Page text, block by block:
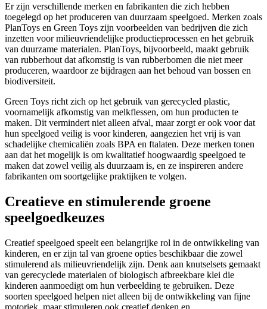
Er zijn verschillende merken en fabrikanten die zich hebben
toegelegd op het produceren van duurzaam speelgoed. Merken zoals
PlanToys en Green Toys zijn voorbeelden van bedrijven die zich
inzetten voor milieuvriendelijke productieprocessen en het gebruik
van duurzame materialen. PlanToys, bijvoorbeeld, maakt gebruik
van rubberhout dat afkomstig is van rubberbomen die niet meer
produceren, waardoor ze bijdragen aan het behoud van bossen en
biodiversiteit.
Green Toys richt zich op het gebruik van gerecycled plastic,
voornamelijk afkomstig van melkflessen, om hun producten te
maken. Dit vermindert niet alleen afval, maar zorgt er ook voor dat
hun speelgoed veilig is voor kinderen, aangezien het vrij is van
schadelijke chemicaliën zoals BPA en ftalaten. Deze merken tonen
aan dat het mogelijk is om kwalitatief hoogwaardig speelgoed te
maken dat zowel veilig als duurzaam is, en ze inspireren andere
fabrikanten om soortgelijke praktijken te volgen.
Creatieve en stimulerende groene
speelgoedkeuzes
Creatief speelgoed speelt een belangrijke rol in de ontwikkeling van
kinderen, en er zijn tal van groene opties beschikbaar die zowel
stimulerend als milieuvriendelijk zijn. Denk aan knutselsets gemaakt
van gerecyclede materialen of biologisch afbreekbare klei die
kinderen aanmoedigt om hun verbeelding te gebruiken. Deze
soorten speelgoed helpen niet alleen bij de ontwikkeling van fijne
motoriek, maar stimuleren ook creatief denken en